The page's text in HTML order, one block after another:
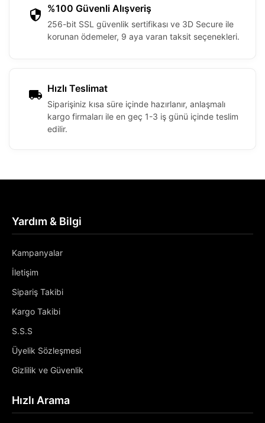
%100 Güvenli Alışveriş
256-bit SSL güvenlik sertifikası ve 3D Secure ile
korunan ödemeler, 9 aya varan taksit seçenekleri.
Hızlı Teslimat
Siparişiniz kısa süre içinde hazırlanır, anlaşmalı
kargo firmaları ile en geç 1-3 iş günü içinde teslim
edilir.
Yardım & Bilgi
Kampanyalar
İletişim
Sipariş Takibi
Kargo Takibi
S.S.S
Üyelik Sözleşmesi
Gizlilik ve Güvenlik
Hızlı Arama